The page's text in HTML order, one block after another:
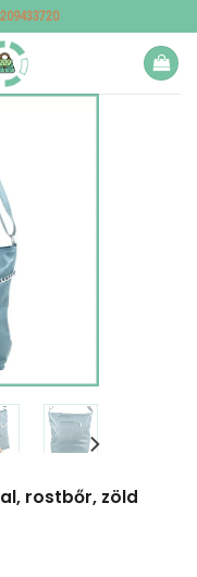
rostbőr, zöld